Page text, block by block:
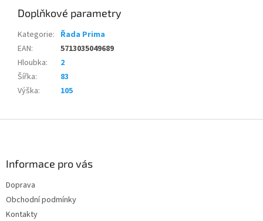
Doplňkové parametry
Kategorie: Řada Prima
EAN:
5713035049689
Hloubka:
2
Šířka:
83
Výška: 105
Informace pro vás
Doprava
Obchodní podmínky
Kontakty